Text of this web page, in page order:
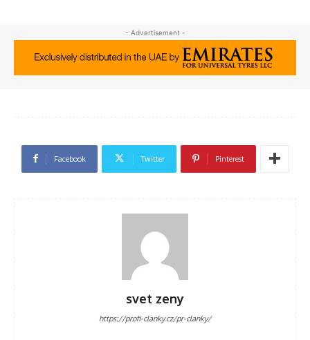
- Advertisement -
Facebook Twitter Pinterest
svet zeny
https://profi-clanky.cz/pr-clanky/